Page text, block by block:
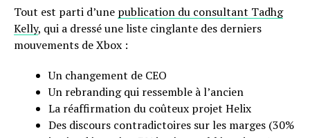
Tout est parti d’une publication du consultant Tadhg
Kelly, qui a dressé une liste cinglante des derniers
mouvements de Xbox :
Un changement de CEO
Un rebranding qui ressemble à l’ancien
La réaffirmation du coûteux projet Helix
Des discours contradictoires sur les marges (30%